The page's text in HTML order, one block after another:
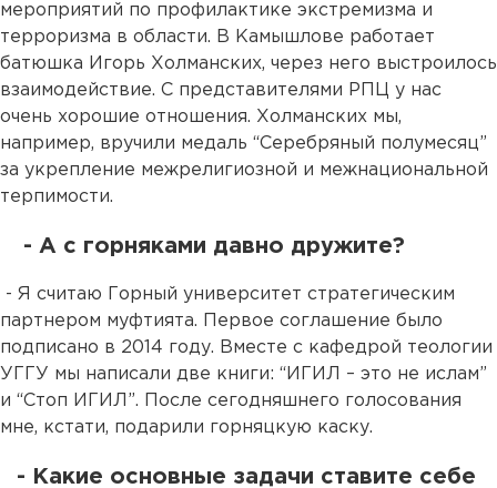
мероприятий по профилактике экстремизма и
терроризма в области. В Камышлове работает
батюшка Игорь Холманских, через него выстроилось
взаимодействие. С представителями РПЦ у нас
очень хорошие отношения. Холманских мы,
например, вручили медаль “Серебряный полумесяц”
за укрепление межрелигиозной и межнациональной
терпимости.
- А с горняками давно дружите?
- Я считаю Горный университет стратегическим
партнером муфтията. Первое соглашение было
подписано в 2014 году. Вместе с кафедрой теологии
УГГУ мы написали две книги: “ИГИЛ – это не ислам”
и “Cтоп ИГИЛ”. После сегодняшнего голосования
мне, кстати, подарили горняцкую каску.
- Какие основные задачи ставите себе